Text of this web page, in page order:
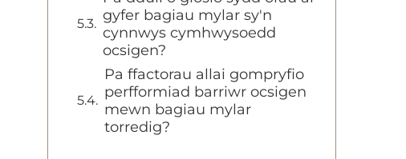
gyfer bagiau mylar sy'n
cynnwys cymhwysoedd
ocsigen?
Pa ffactorau allai gompryfio
perfformiad barriwr ocsigen
mewn bagiau mylar
torredig?